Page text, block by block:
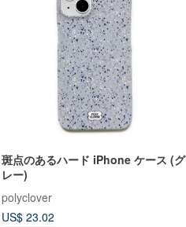
斑点のあるハード iPhone ケース (グ
レー)
polyclover
US$ 23.02